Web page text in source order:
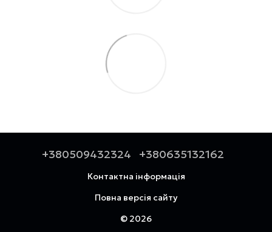
+380509432324 +380635132162
Контактна інформація
Повна версія сайту
© 2026